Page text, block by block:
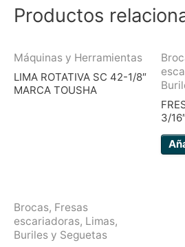
Productos
Máquinas y Herramientas
LIMA ROTATIVA SC 42-1/8″
MARCA TOUSHA
3/
Brocas, Fresas
escariadoras, Limas,
Buriles y Seguetas